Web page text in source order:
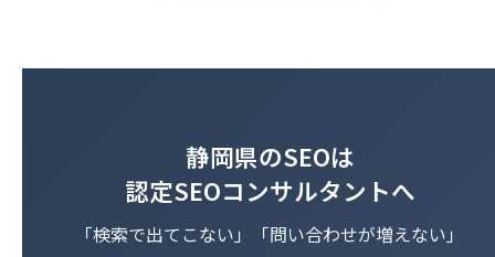
静岡県のSEOは
認定SEOコンサルタントへ
「検索で出てこない」「問い合わせが増えない」